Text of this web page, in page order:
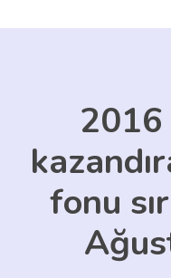
2016
fonu